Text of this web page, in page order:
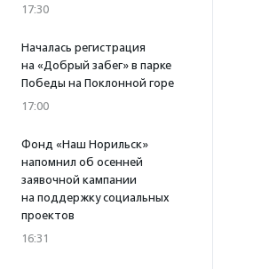
17:30
Началась регистрация
на «Добрый забег» в парке
Победы на Поклонной горе
17:00
Фонд «Наш Норильск»
напомнил об осенней
заявочной кампании
на поддержку социальных
проектов
16:31